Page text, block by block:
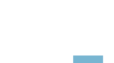
e-mail et mon site dans le